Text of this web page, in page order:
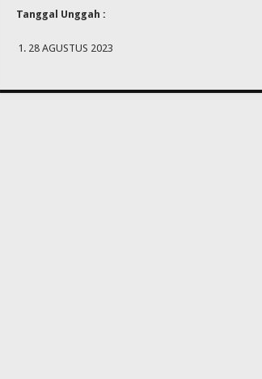
Tanggal Unggah :
28 AGUSTUS 2023